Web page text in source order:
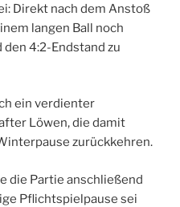
Direkt nach dem Anstoß
langen Ball noch
4:2-Endstand zu
ein verdienter
Löwen, die damit
zurückkehren.
die Partie anschließend
Pflichtspielpause sei